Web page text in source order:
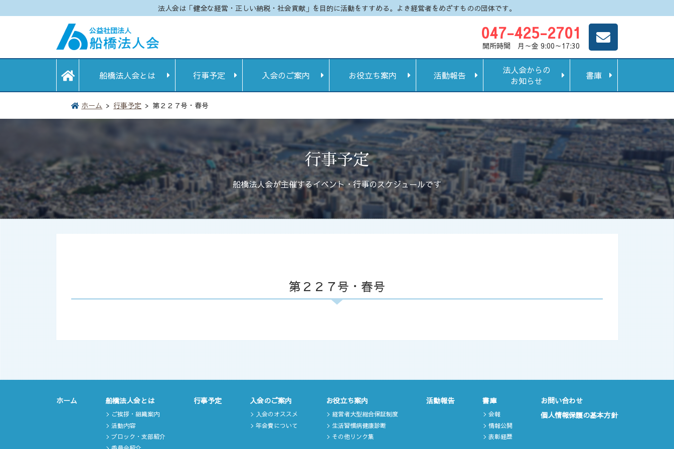
法人会は「健全な経営・正しい納税・社会貢献」を目的に活動をすすめる。よき経営者をめざすものの団体です。
047-425-2701
開所時間 月～金 9:00～17:30
船橋法人会とは 行事予定 入会のご案内 お役立ち案内 活動報告
法人会からの
お知らせ
書庫
ホーム 行事予定 第２２７号・春号
行事予定
船橋法人会が主催するイベント・行事のスケジュールです
第２２７号・春号
ホーム 船橋法人会とは
ご挨拶・組織案内
活動内容
ブロック・支部紹介
行事予定 入会のご案内
入会のオススメ
年会費について
お役立ち案内
経営者大型総合保証制度
生活習慣病健康診断
その他リンク集
活動報告 書庫
会報
情報公開
表彰経歴
お問い合わせ
個人情報保護の基本方針